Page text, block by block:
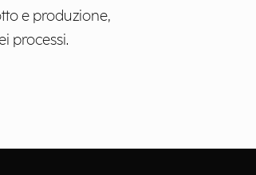
e produzione,
processi.